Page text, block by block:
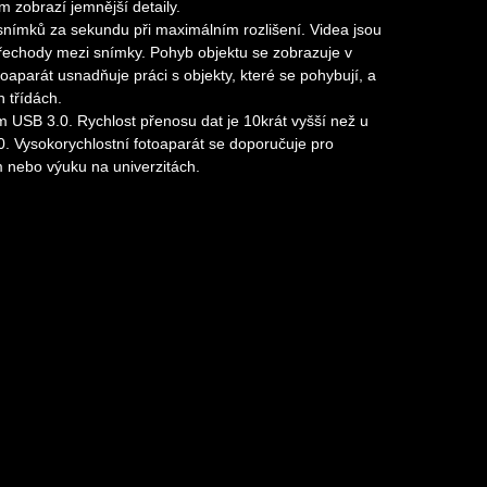
zobrazí jemnější detaily.
za sekundu při maximálním rozlišení. Videa jsou
mezi snímky. Pohyb objektu se zobrazuje v
usnadňuje práci s objekty, které se pohybují, a
třídách.
USB 3.0. Rychlost přenosu dat je 10krát vyšší než u
Vysokorychlostní fotoaparát se doporučuje pro
výuku na univerzitách.